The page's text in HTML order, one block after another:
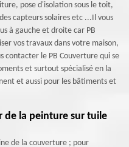
pose d'isolation sous le toit,
capteurs solaires etc ...Il vous
à gauche et droite car PB
vos travaux dans votre maison,
contacter le PB Couverture qui se
et surtout spécialisé en la
et aussi pour les bâtiments et
de la peinture sur tuile
de la couverture ; pour